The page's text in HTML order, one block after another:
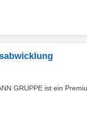
GRUPPE ist ein